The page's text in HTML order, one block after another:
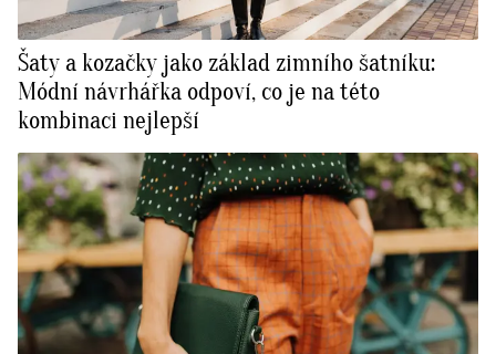
Šaty a kozačky jako základ zimního šatníku:
Módní návrhářka odpoví, co je na této
kombinaci nejlepší